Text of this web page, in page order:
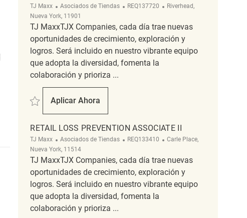
TJ Maxx Categoría
Asociados de Tiendas ReqId
REQ137720 Ubicación
Riverhead,
Nueva York, 11901
TJ MaxxTJX Companies, cada día trae nuevas
oportunidades de crecimiento, exploración y
logros. Será incluido en nuestro vibrante equipo
que adopta la diversidad, fomenta la
colaboración y prioriza ...
Salvar Retail Loss Prevention Associate II REQ137720
Aplicar Ahora
Retail Loss Prevention Associate II
RETAIL LOSS PREVENTION ASSOCIATE II
TJ Maxx Categoría
Asociados de Tiendas ReqId
REQ133410 Ubicación
Carle Place,
Nueva York, 11514
TJ MaxxTJX Companies, cada día trae nuevas
oportunidades de crecimiento, exploración y
logros. Será incluido en nuestro vibrante equipo
que adopta la diversidad, fomenta la
colaboración y prioriza ...